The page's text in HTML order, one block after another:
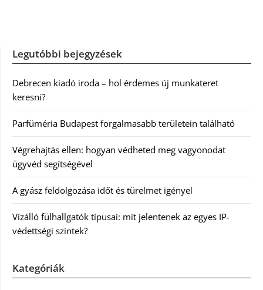
Legutóbbi bejegyzések
Debrecen kiadó iroda – hol érdemes új munkateret
keresni?
Parfüméria Budapest forgalmasabb területein található
Végrehajtás ellen: hogyan védheted meg vagyonodat
ügyvéd segítségével
A gyász feldolgozása időt és türelmet igényel
Vízálló fülhallgatók típusai: mit jelentenek az egyes IP-
védettségi szintek?
Kategóriák